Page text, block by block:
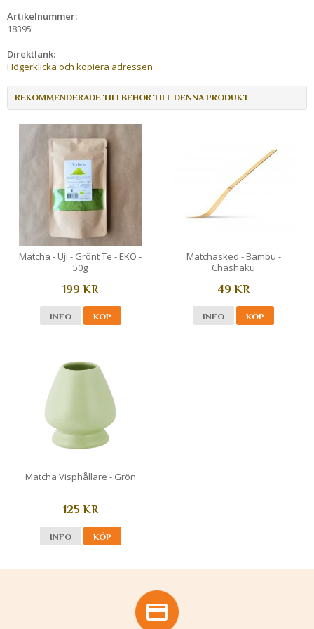
Artikelnummer:
18395
Direktlänk:
Högerklicka och kopiera adressen
REKOMMENDERADE TILLBEHÖR TILL DENNA PRODUKT
Matcha - Uji - Grönt Te - EKO -
50g
199 KR
INFO KÖP
Matchasked - Bambu -
Chashaku
49 KR
INFO KÖP
Matcha Visphållare - Grön
125 KR
INFO KÖP